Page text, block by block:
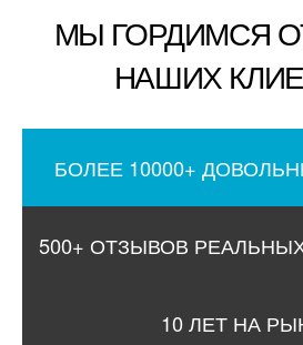
МЫ ГОРДИМСЯ
НАШИХ
БОЛЕЕ 10000+
500+ ОТЗЫВОВ
10 ЛЕТ НА